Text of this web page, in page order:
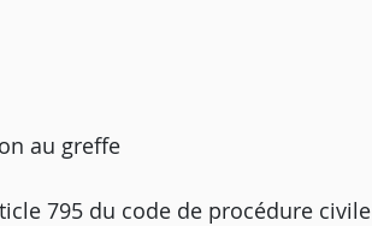
au greffe
795 du code de procédure civile